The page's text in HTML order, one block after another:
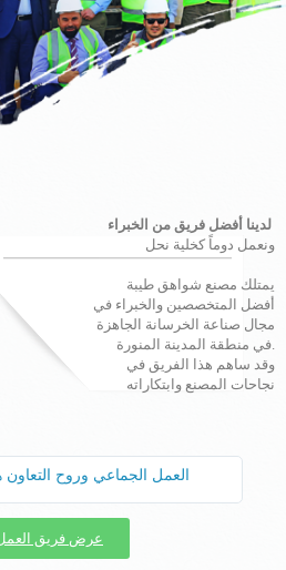
ونعمل دوماً كخلية نحل
يمتلك مصنع شواهق طيبة
أفضل المتخصصين والخبراء في
مجال صناعة الخرسانة الجاهزة
وقد ساهم هذا الفريق في
نجاحات المصنع وابتكاراته
العمل الجماعي وروح التعاون
عرض فريق